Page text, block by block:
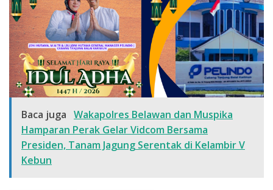
Baca juga Wakapolres Belawan dan Muspika
Hamparan Perak Gelar Vidcom Bersama
Presiden, Tanam Jagung Serentak di Kelambir V
Kebun